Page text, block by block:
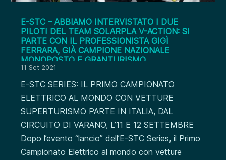
E-STC – ABBIAMO INTERVISTATO I DUE
PILOTI DEL TEAM SOLARPLA V-ACTION: SI
PARTE CON IL PROFESSIONISTA GIGÌ
FERRARA, GIÀ CAMPIONE NAZIONALE
MONOPOSTO E GRANTURISMO
11 Set 2021
E-STC SERIES: IL PRIMO CAMPIONATO
ELETTRICO AL MONDO CON VETTURE
SUPERTURISMO PARTE IN ITALIA, DAL
CIRCUITO DI VARANO, L’11 E 12 SETTEMBRE
Dopo l’evento “lancio” dell’E-STC Series, il Primo
Campionato Elettrico al mondo con vetture